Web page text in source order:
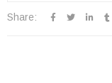
Share: